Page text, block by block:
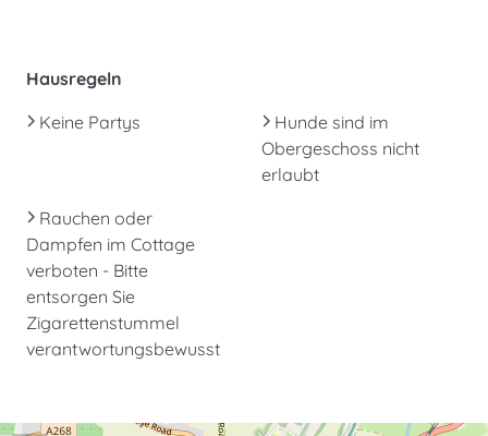
Hausregeln
Keine Partys
Hunde sind im
Obergeschoss nicht
erlaubt
Rauchen oder
Dampfen im Cottage
verboten - Bitte
entsorgen Sie
Zigarettenstummel
verantwortungsbewusst